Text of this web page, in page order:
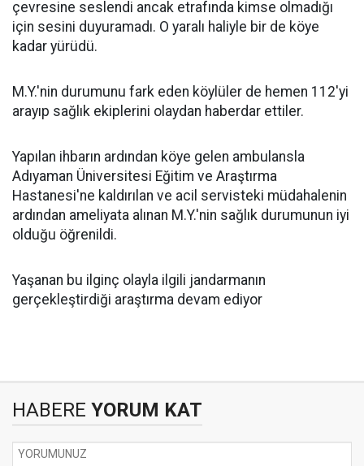
çevresine seslendi ancak etrafında kimse olmadığı
için sesini duyuramadı. O yaralı haliyle bir de köye
kadar yürüdü.
M.Y.'nin durumunu fark eden köylüler de hemen 112'yi
arayıp sağlık ekiplerini olaydan haberdar ettiler.
Yapılan ihbarın ardından köye gelen ambulansla
Adıyaman Üniversitesi Eğitim ve Araştırma
Hastanesi'ne kaldırılan ve acil servisteki müdahalenin
ardından ameliyata alınan M.Y.'nin sağlık durumunun iyi
olduğu öğrenildi.
Yaşanan bu ilginç olayla ilgili jandarmanın
gerçekleştirdiği araştırma devam ediyor
HABERE YORUM KAT